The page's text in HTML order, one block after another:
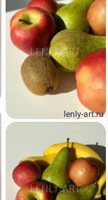
lenly-art.ru